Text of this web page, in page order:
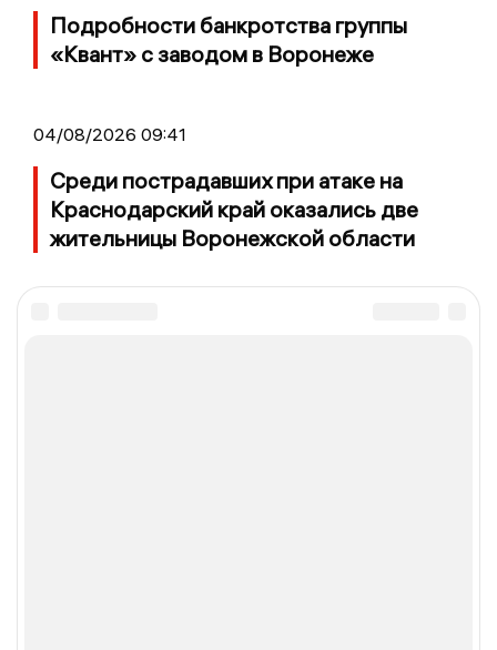
Подробности банкротства группы
«Квант» с заводом в Воронеже
04/08/2026 09:41
Среди пострадавших при атаке на
Краснодарский край оказались две
жительницы Воронежской области